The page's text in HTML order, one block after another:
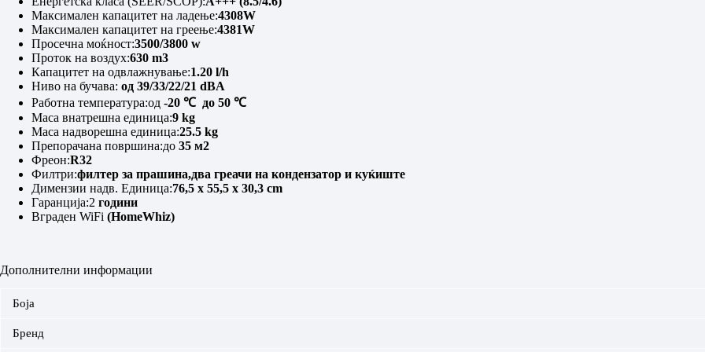
Максимален капацитет на ладење:4308W
Максимален капацитет на греење:4381W
Просечна моќност:3500/3800 w
Проток на воздух:630 m3
Капацитет на одвлажнување:1.20 l/h
Ниво на бучава: од 39/33/22/21 dBA
Работна температура:од -20 ℃ до 50 ℃
Маса внатрешна единица:9 kg
Маса надворешна единица:25.5 kg
Препорачана површина:до 35 м2
Фреон:R32
Филтри:филтер за прашина,два греачи на кондензатор и куќиште
Димензии надв. Единица:76,5 x 55,5 x 30,3 cm
Гаранција:2 години
Вграден WiFi (HomeWhiz)
Дополнителни информации
Боја
Бренд